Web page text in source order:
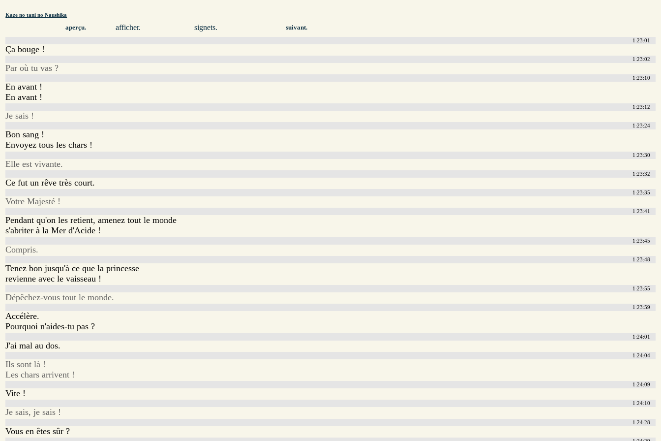
Kaze no tani no Naushika
aperçu. afficher. signets. suivant.
1:23:01
Ça bouge !
1:23:02
Par où tu vas ?
1:23:10
En avant !
En avant !
1:23:12
Je sais !
1:23:24
Bon sang !
Envoyez tous les chars !
1:23:30
Elle est vivante.
1:23:32
Ce fut un rêve très court.
1:23:35
Votre Majesté !
1:23:41
Pendant qu'on les retient, amenez tout le monde
s'abriter à la Mer d'Acide !
1:23:45
Compris.
1:23:48
Tenez bon jusqu'à ce que la princesse
revienne avec le vaisseau !
1:23:55
Dépêchez-vous tout le monde.
1:23:59
Accélère.
Pourquoi n'aides-tu pas ?
1:24:01
J'ai mal au dos.
1:24:04
Ils sont là !
Les chars arrivent !
1:24:09
Vite !
1:24:10
Je sais, je sais !
1:24:28
Vous en êtes sûr ?